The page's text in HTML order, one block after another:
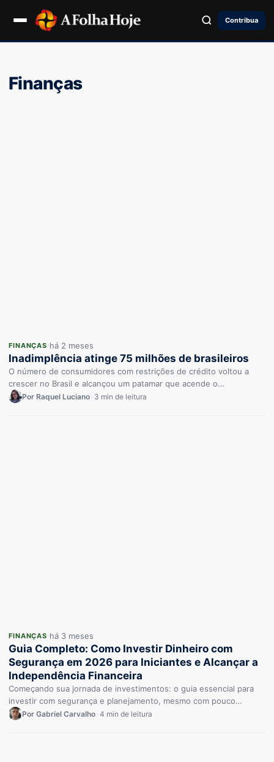
Contribua
Finanças
FINANÇAS há 2 meses
Inadimplência atinge 75 milhões de brasileiros
O número de consumidores com restrições de crédito voltou a
crescer no Brasil e alcançou um patamar que acende o…
Por Raquel Luciano 3 min de leitura
FINANÇAS há 3 meses
Guia Completo: Como Investir Dinheiro com
Segurança em 2026 para Iniciantes e Alcançar a
Independência Financeira
Começando sua jornada de investimentos: o guia essencial para
investir com segurança e planejamento, mesmo com pouco
dinheiro. Investir com…
Por Gabriel Carvalho 4 min de leitura